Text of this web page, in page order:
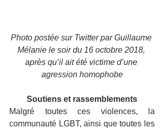
Photo postée sur Twitter par Guillaume
Mélanie le soir du 16 octobre 2018,
après qu’il ait été victime d’une
agression homophobe
Soutiens et rassemblements
Malgré toutes ces violences, la
communauté LGBT, ainsi que toutes les